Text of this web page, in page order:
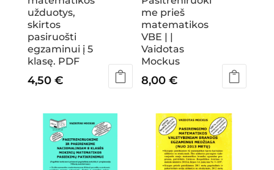
užduotys,
skirtos
pasiruošti
egzaminui į 5
klasę. PDF
4,50 €
me prieš
matematikos
VBE | |
Vaidotas
Mockus
8,00€